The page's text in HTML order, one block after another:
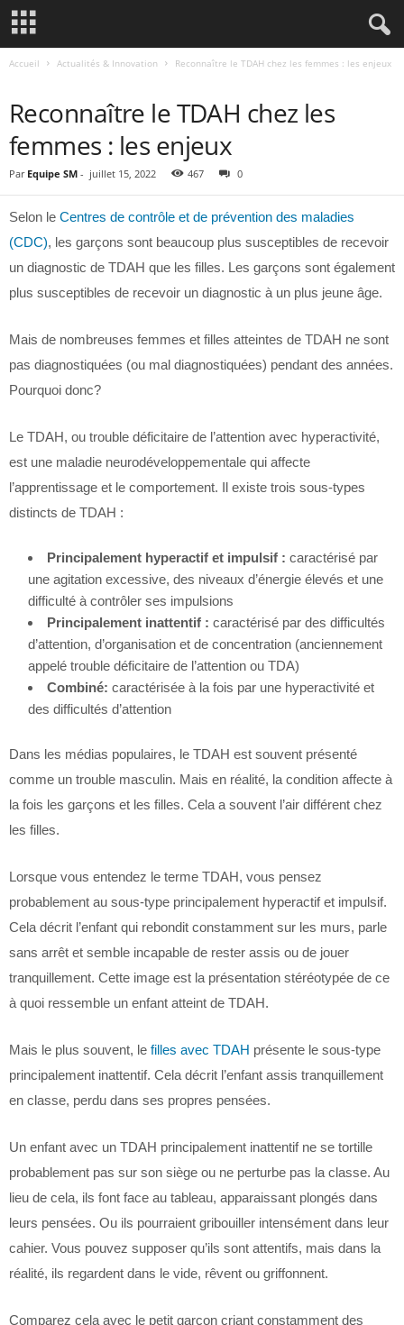
Accueil Actualités & Innovation Reconnaître le TDAH chez les femmes : les enjeux
Reconnaître le TDAH chez les
femmes : les enjeux
Par Equipe SM - juillet 15, 2022 467 0
Selon le Centres de contrôle et de prévention des maladies
(CDC), les garçons sont beaucoup plus susceptibles de recevoir
un diagnostic de TDAH que les filles. Les garçons sont également
plus susceptibles de recevoir un diagnostic à un plus jeune âge.
Mais de nombreuses femmes et filles atteintes de TDAH ne sont
pas diagnostiquées (ou mal diagnostiquées) pendant des années.
Pourquoi donc?
Le TDAH, ou trouble déficitaire de l’attention avec hyperactivité,
est une maladie neurodéveloppementale qui affecte
l’apprentissage et le comportement. Il existe trois sous-types
distincts de TDAH :
Principalement hyperactif et impulsif : caractérisé par
une agitation excessive, des niveaux d’énergie élevés et une
difficulté à contrôler ses impulsions
Principalement inattentif : caractérisé par des difficultés
d’attention, d’organisation et de concentration (anciennement
appelé trouble déficitaire de l’attention ou TDA)
Combiné: caractérisée à la fois par une hyperactivité et
des difficultés d’attention
Dans les médias populaires, le TDAH est souvent présenté
comme un trouble masculin. Mais en réalité, la condition affecte à
la fois les garçons et les filles. Cela a souvent l’air différent chez
les filles.
Lorsque vous entendez le terme TDAH, vous pensez
probablement au sous-type principalement hyperactif et impulsif.
Cela décrit l’enfant qui rebondit constamment sur les murs, parle
sans arrêt et semble incapable de rester assis ou de jouer
tranquillement. Cette image est la présentation stéréotypée de ce
à quoi ressemble un enfant atteint de TDAH.
Mais le plus souvent, le filles avec TDAH présente le sous-type
principalement inattentif. Cela décrit l’enfant assis tranquillement
en classe, perdu dans ses propres pensées.
Un enfant avec un TDAH principalement inattentif ne se tortille
probablement pas sur son siège ou ne perturbe pas la classe. Au
lieu de cela, ils font face au tableau, apparaissant plongés dans
leurs pensées. Ou ils pourraient gribouiller intensément dans leur
cahier. Vous pouvez supposer qu’ils sont attentifs, mais dans la
réalité, ils regardent dans le vide, rêvent ou griffonnent.
Comparez cela avec le petit garçon criant constamment des